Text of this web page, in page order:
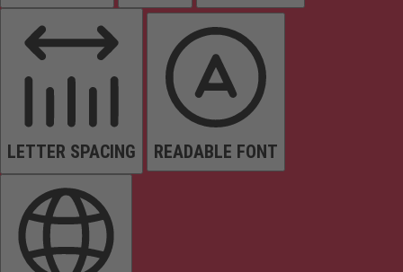
LETTER SPACING READABLE FONT